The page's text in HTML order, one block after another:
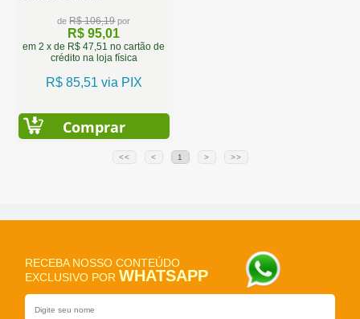
deR$ 106,19por
R$ 95,01
em 2 x de R$ 47,51 no cartão de
crédito na loja física
R$ 85,51 via PIX
Comprar
<< < 1 > >>
RECEBA NOSSO CONTEÚDO
EXCLUSIVO PORWHATSAPP